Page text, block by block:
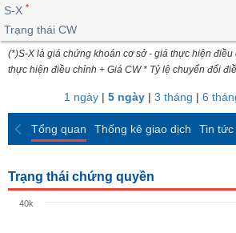
giám
Tài
liệu
cổ
doanh
Top
cổ
phiếu
ngành
giao
dịch
Thống
giao
dịch
tuyến
Bộ
lọc
cổ
So
sánh
Báo
cáo
Dịch
vụ
S-X *
Trạng thái CW
(*)S-X là giá chứng khoán cơ sở - giá thực hiện
thực hiện điều chỉnh + Giá CW * Tỷ lệ chuyển đổi
1 ngày| 5 ngày| 3 tháng | 6
Tổng quan Thống kê giao dịch Tin tức
Trạng thái chứng quyền
40k
CHÍNH
HÀNG
KINH